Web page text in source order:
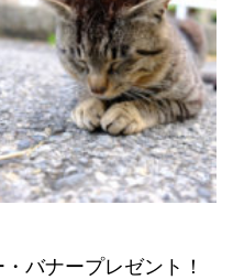
バナープレゼント！